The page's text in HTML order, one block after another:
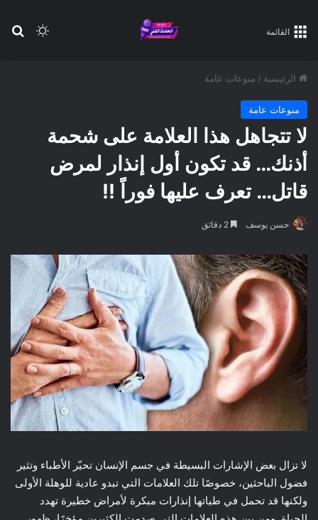
الوضع القائمة
الرئيسية / منوعات عامة
منوعات عامة
لا تتجاهل هذا العلامة على شحمة
أذنك… قد تكون أول إنذار لمرض
قاتل… تعرف عليها فوراً !!
حسن يوسف
لا تزال بعض الإشارات البسيطة في جسم الإنسان تحيّر الأطباء وتثير
فضول الباحثين، خصوصًا تلك العلامات التي تبدو عادية للوهلة الأولى
ولكنها قد تحمل في طياتها إنذارات مبكرة لأمراض خطيرة تهدد